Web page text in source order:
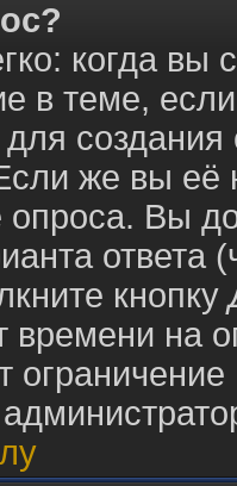
когда вы
в теме,
же вы её
опроса. Вы
ответа
кнопку
времени на